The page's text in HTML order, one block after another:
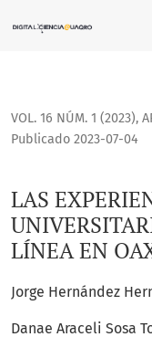
LAS EXPERIENCIAS
VOL. 16 NÚM. 1 (2023),
LAS
LÍNEA EN
Publicado 2023-07-04
Jorge Hernández
Danae Araceli Sosa